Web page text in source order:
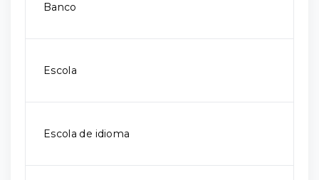
Banco
Escola
Escola de idioma